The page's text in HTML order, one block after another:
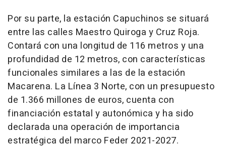
Por su parte, la estación Capuchinos se situará
entre las calles Maestro Quiroga y Cruz Roja.
Contará con una longitud de 116 metros y una
profundidad de 12 metros, con características
funcionales similares a las de la estación
Macarena. La Línea 3 Norte, con un presupuesto
de 1.366 millones de euros, cuenta con
financiación estatal y autonómica y ha sido
declarada una operación de importancia
estratégica del marco Feder 2021-2027.